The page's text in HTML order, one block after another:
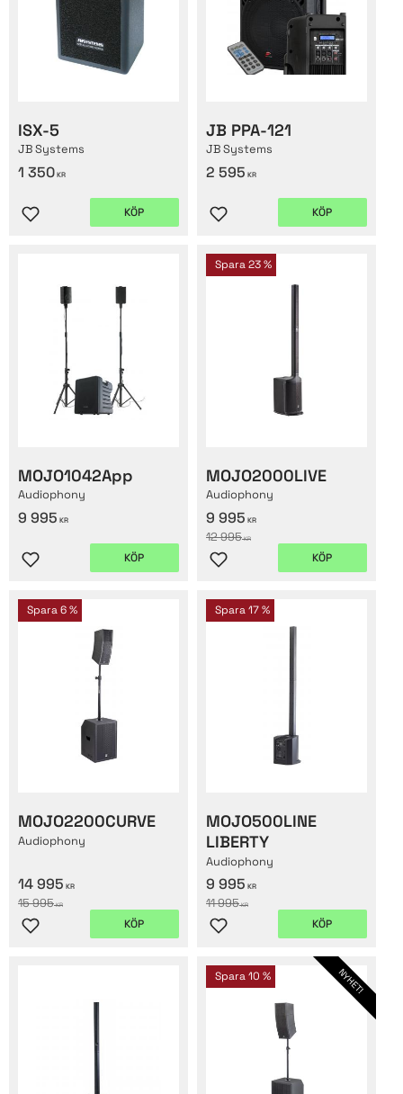
ISX-5
JB Systems
1 350 KR
Lägg till i favoriter
KÖP
JB PPA-121
JB Systems
2 595 KR
Lägg till i favoriter
KÖP
MOJO1042App
Audiophony
9 995 KR
Lägg till i favoriter
KÖP
MOJO2000LIVE
Audiophony
9 995 KR
12 995KR
Spara23 %
Lägg till i favoriter
KÖP
MOJO2200CURVE
Audiophony
14 995 KR
15 995KR
Spara6 %
Lägg till i favoriter
KÖP
MOJO500LINE
LIBERTY
Audiophony
9 995 KR
11 995KR
Spara17 %
Lägg till i favoriter
KÖP
Spara10 % NYHET!